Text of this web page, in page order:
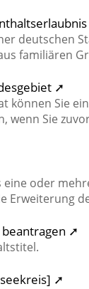
deutschen
familiären
➚
können Sie
wenn Sie
oder
Erweiterung
➚
➚